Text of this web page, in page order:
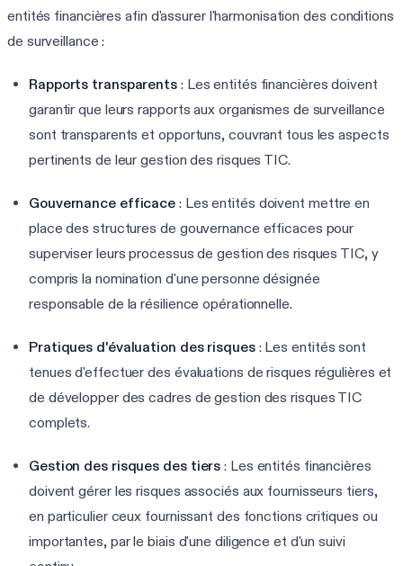
entités financières afin d'assurer l'harmonisation des conditions
de surveillance :
Rapports transparents: Les entités financières doivent
garantir que leurs rapports aux organismes de surveillance
sont transparents et opportuns, couvrant tous les aspects
pertinents de leur gestion des risques TIC.
Gouvernance efficace : Les entités doivent mettre en
place des structures de gouvernance efficaces pour
superviser leurs processus de gestion des risques TIC, y
compris la nomination d'une personne désignée
responsable de la résilience opérationnelle.
Pratiques d'évaluation des risques: Les entités sont
tenues d'effectuer des évaluations de risques régulières et
de développer des cadres de gestion des risques TIC
complets.
Gestion des risques des tiers : Les entités financières
doivent gérer les risques associés aux fournisseurs tiers,
en particulier ceux fournissant des fonctions critiques ou
importantes, par le biais d'une diligence et d'un suivi